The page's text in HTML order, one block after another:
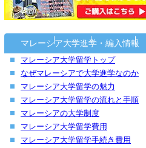
マレーシア大学進学・編入情報
マレーシア大学留学トップ
なぜマレーシアで大学進学なのか
マレーシア大学留学の魅力
マレーシア大学留学の流れと手順
マレーシアの大学制度
マレーシア大学留学費用
マレーシア大学留学手続き費用